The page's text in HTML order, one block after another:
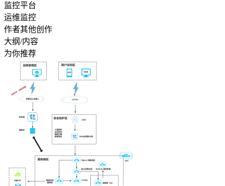
监控平台
运维监控
作者其他创作
大纲/内容
为你推荐